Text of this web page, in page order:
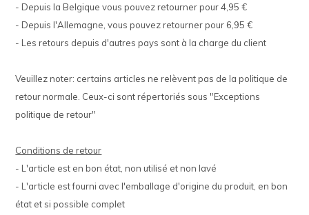
- Depuis la Belgique vous pouvez retourner pour 4,95 €
- Depuis l'Allemagne, vous pouvez retourner pour 6,95 €
- Les retours depuis d'autres pays sont à la charge du client
Veuillez noter: certains articles ne relèvent pas de la politique de
retour normale. Ceux-ci sont répertoriés sous "Exceptions
politique de retour"
Conditions de retour
- L'article est en bon état, non utilisé et non lavé
- L'article est fourni avec l'emballage d'origine du produit, en bon
état et si possible complet